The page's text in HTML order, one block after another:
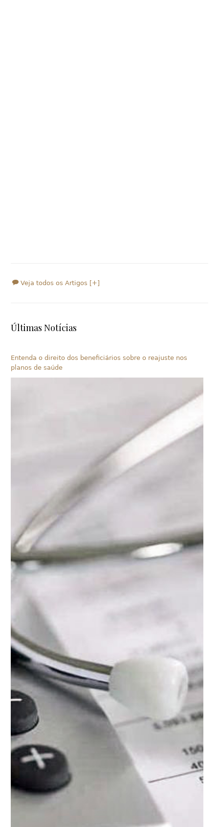
Veja todos os Artigos [+]
Últimas Notícias
Entenda o direito dos beneficiários sobre o reajuste nos
planos de saúde